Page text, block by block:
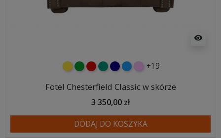
visibility
żółtyzielonyczerwony
turkusowy
granatowy
niebieski
różowy
+19
Fotel Chesterfield Classic w skórze
3 350,00 zł
DODAJ DO KOSZYKA